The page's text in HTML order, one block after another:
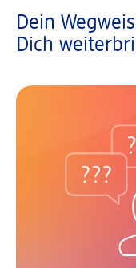
Dein
Dich